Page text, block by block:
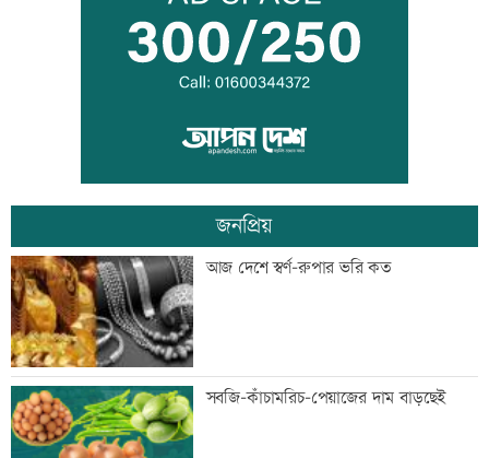
হাফিজুরকে আত্মসমর্পণের নির্দেশ
দুদকের মামলায় ঢাকা ব্যাংকের ৪ কর্মকর্তার
কারাদণ্ড
জিয়াউর রহমান দেশে প্রথম সবুজ বিপ্লবের
ডাক দিয়েছিলেন: পরিবেশমন্ত্রী
প্রথম শ্রেণিতে ভর্তি লটারিতে
জনপ্রিয়
আজ দেশে স্বর্ণ-রুপার ভরি কত
সবজি-কাঁচামরিচ-পেয়াজের দাম বাড়ছেই